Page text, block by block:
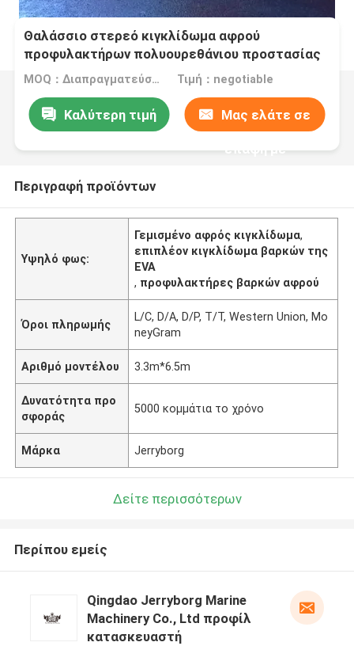
Θαλάσσιο στερεό κιγκλίδωμα αφρού
προφυλακτήρων πολυουρεθάνιου προστασίας
σκαφών με το νάυλον στρώμα υφάσματος
MOQ：Διαπραγματεύσιμος Τιμή：negotiable
Καλύτερη τιμή Μας ελάτε σε
επαφή με
Περιγραφή προϊόντων
Υψηλό φως:
Γεμισμένο αφρός κιγκλίδωμα,
επιπλέον κιγκλίδωμα βαρκών της
EVA
, προφυλακτήρες βαρκών αφρού
Όροι πληρωμής
L/C, D/A, D/P, T/T, Western Union, Mo
neyGram
Αριθμό μοντέλου 3.3m*6.5m
Δυνατότητα προ
σφοράς
5000 κομμάτια το χρόνο
Μάρκα Jerryborg
Δείτε περισσότερων
Περίπου εμείς
Qingdao Jerryborg Marine
Machinery Co., Ltd προφίλ
κατασκευαστή